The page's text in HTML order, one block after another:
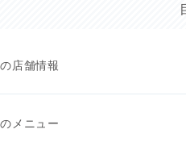
店舗情報
メニュー